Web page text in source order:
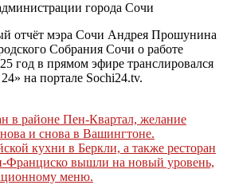
города Сочи
отчёт мэра Сочи Андрея Прошунина
Собрания Сочи о работе
год в прямом эфире транслировался
на портале Sochi24.tv.
в районе Пен-Квартал, желание
и снова в Вашингтоне.
кухни в Беркли, а также ресторан
Франциско вышли на новый уровень,
меню.